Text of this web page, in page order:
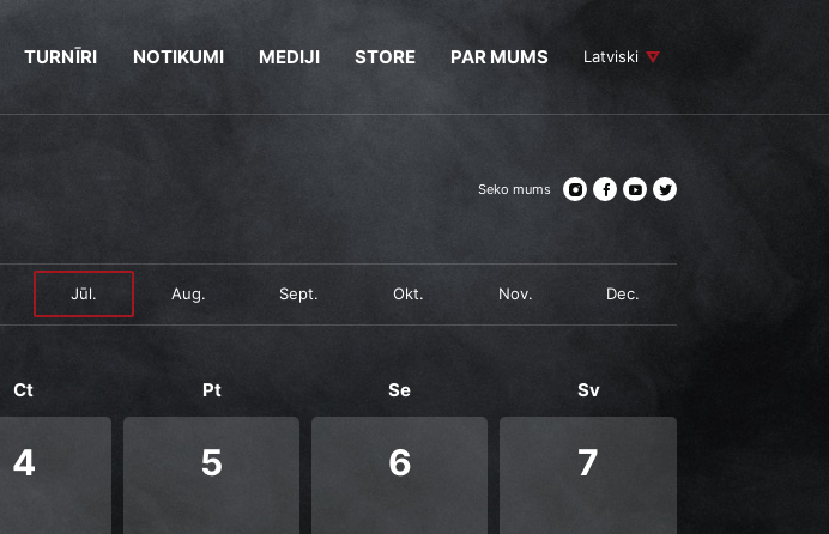
TURNĪRI NOTIKUMI MEDIJI STORE PAR MUMS Latviski
Seko mums
Jūl. Aug. Sept. Okt. Nov. Dec.
Ct Pt Se Sv
4 5 6 7